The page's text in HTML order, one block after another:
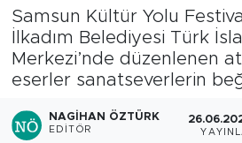
Samsun Kültür Yolu
İlkadım Belediyesi Türk
Merkezi’nde düzenlenen
eserler sanatseverlerin
NAGIHAN ÖZTÜRK
EDITÖR
Tüm Manşetler
Son Dakika Haberleri
Haber Arşivi